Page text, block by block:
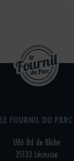
LE FOURNIL DU PARC
U86 Bd de Bliche
35133 Lécousse